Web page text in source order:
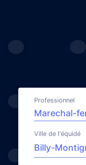
Professionnel
Ville de l'équidé